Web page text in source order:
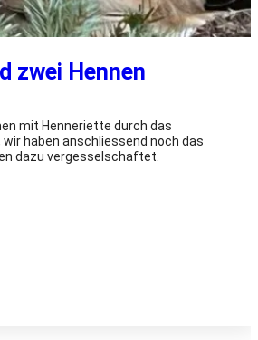
zwei Hennen
mit Henneriette durch das
haben anschliessend noch das
dazu vergesselschaftet.